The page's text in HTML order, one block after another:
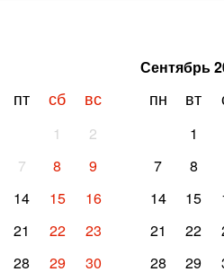
пт сб вс
1
2
7 8
9
14 15
16
21 22
23
28 29 30
Сентябрь
пн вт
1
7
8
14
15
21
22
28
29